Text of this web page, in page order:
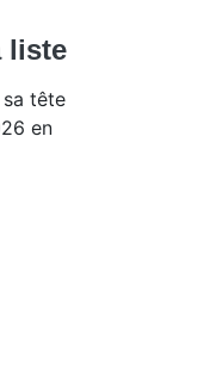
liste
sa tête
en